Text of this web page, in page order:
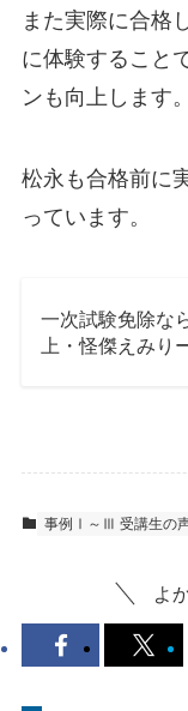
また実際に合格
に体験すること
ンも向上します。
松永も合格前に
っています。
一次試験免除な
上・怪傑えみり
事例Ⅰ～Ⅲ 受講生の
よ